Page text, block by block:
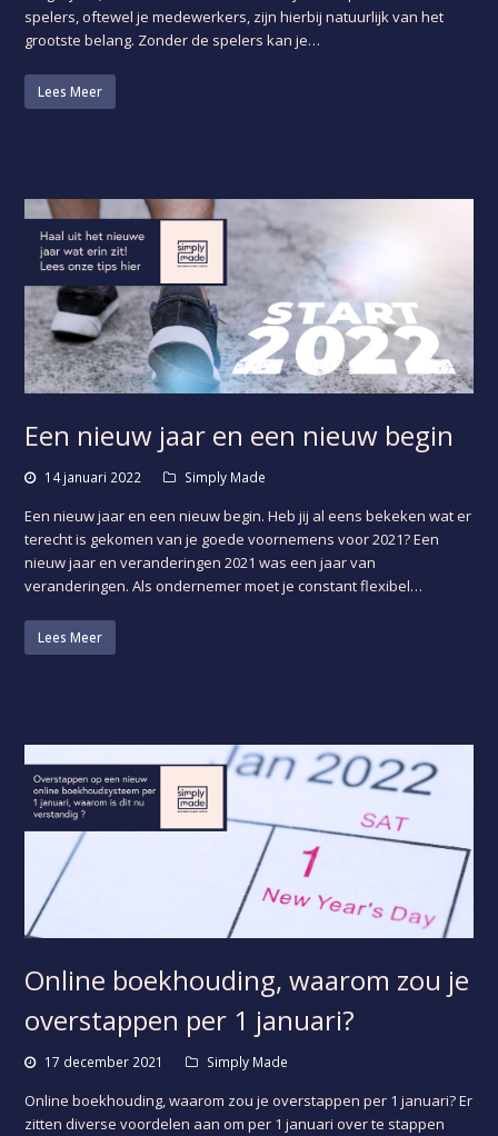
spelers, oftewel je medewerkers, zijn hierbij natuurlijk van het
grootste belang. Zonder de spelers kan je…
Lees Meer
Een nieuw jaar en een nieuw begin
14 januari 2022 Simply Made
Een nieuw jaar en een nieuw begin. Heb jij al eens bekeken wat er
terecht is gekomen van je goede voornemens voor 2021? Een
nieuw jaar en veranderingen 2021 was een jaar van
veranderingen. Als ondernemer moet je constant flexibel…
Lees Meer
Online boekhouding, waarom zou je
overstappen per 1 januari?
17 december 2021 Simply Made
Online boekhouding, waarom zou je overstappen per 1 januari? Er
zitten diverse voordelen aan om per 1 januari over te stappen